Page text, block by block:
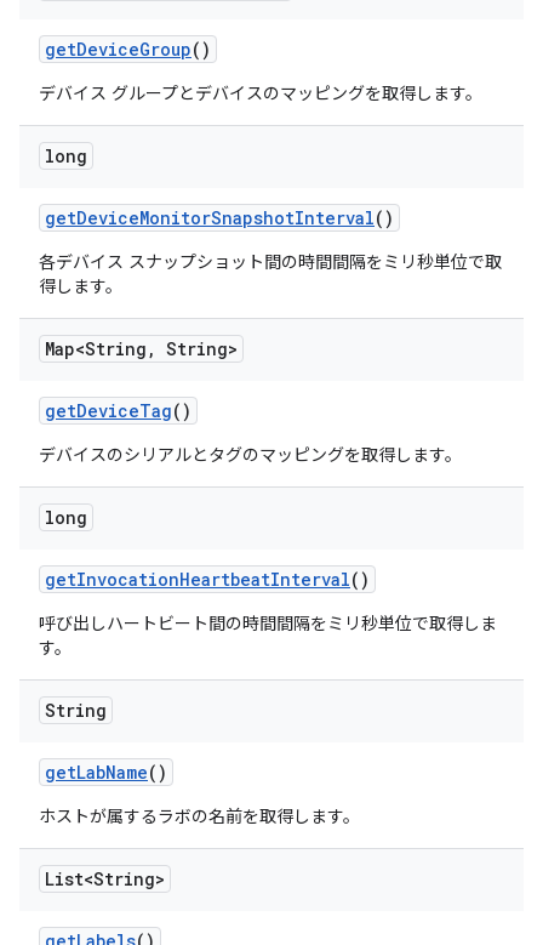
getDeviceGroup()
デバイス グループとデバイスのマッピングを取得します。
long
getDeviceMonitorSnapshotInterval()
各デバイス スナップショット間の時間間隔をミリ秒単位で取
得します。
Map<String , String>
getDeviceTag()
デバイスのシリアルとタグのマッピングを取得します。
long
getInvocationHeartbeatInterval()
呼び出しハートビート間の時間間隔をミリ秒単位で取得しま
す。
String
getLabName()
ホストが属するラボの名前を取得します。
List<String>